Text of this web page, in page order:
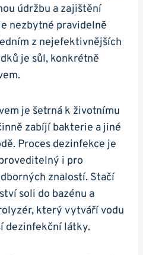
údržbu a zajištění
nezbytné pravidelně
z nejefektivnějších
je sůl, konkrétně
je šetrná k životnímu
zabíjí bakterie a jiné
Proces dezinfekce je
i pro
znalostí. Stačí
soli do bazénu a
který vytváří vodu
dezinfekční látky.